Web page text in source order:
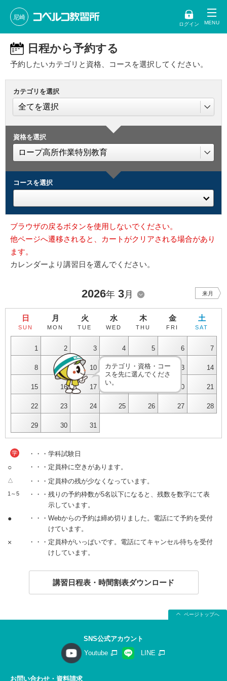
尼崎
ログイン
日程から予約する
予約したいカテゴリと資格、コースを選択してください。
カテゴリを選択
資格を選択
コースを選択
ブラウザの戻るボタンを使用しないでください。
他ページへ遷移されると、カートがクリアされる場合があり
ます。
カレンダーより講習日を選んでください。
2026年 3月 来月
日
SUN
月
MON
火
TUE
水
WED
木
THU
金
FRI
土
SAT
1 2 3 4 5 6 7
8 9 10 11 12 13 14
15 16 17 20 21
22 23 24 25 26 27 28
29 30 31
カテゴリ・資格・コー
スを先に選んでくださ
い。
学 ・・・学科試験日
○ ・・・定員枠に空きがあります。
△ ・・・定員枠の残が少なくなっています。
1～5
・・・残りの予約枠数が5名以下になると、残数を数字にて表
示しています。
●
・・・Webからの予約は締め切りました。電話にて予約を受付
けています。
×
・・・定員枠がいっぱいです。電話にてキャンセル待ちを受付
けしています。
講習日程表・時間割表ダウンロード
ページトップへ
SNS公式アカウント
Youtube
LINE
お問い合わせ・資料請求